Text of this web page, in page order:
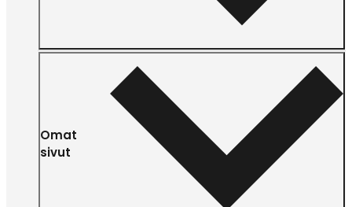
Omat
sivut